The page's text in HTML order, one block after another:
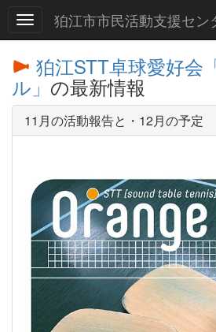
狛江市市民活動支援セン
狛江STT卓球愛好会
ル」 の最新情報
11月の活動報告と・12月の予定